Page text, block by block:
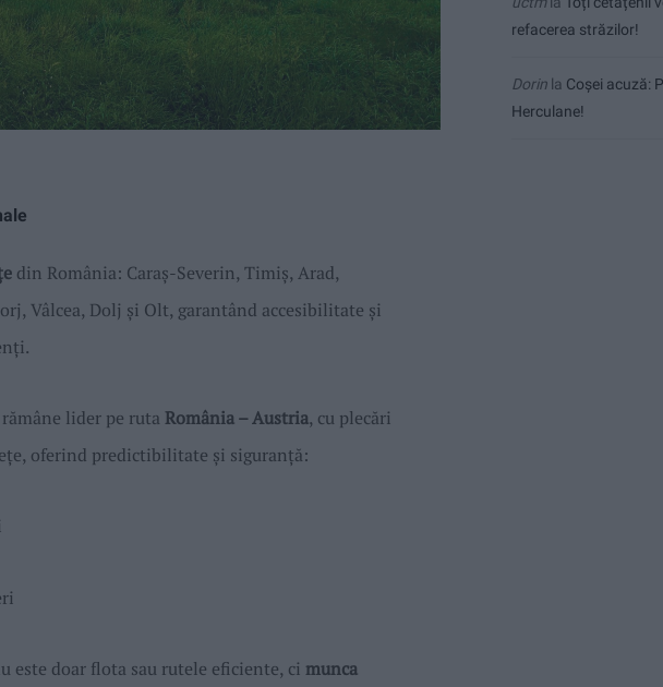
din România: Caraș-Severin, Timiș, Arad,
Vâlcea, Dolj și Olt, garantând accesibilitate și
lider pe ruta România – Austria, cu plecări
oferind predictibilitate și siguranță:
este doar flota sau rutele eficiente, ci munca
refacerea străzilor!
Dorin la Coșei acuză:
Herculane!